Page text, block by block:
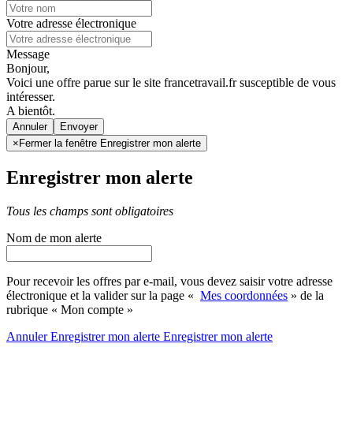
Votre adresse électronique
Message
Bonjour,
Voici une offre parue sur le site francetravail.fr susceptible de vous
intéresser.
A bientôt.
Annuler
× Fermer la fenêtre Enregistrer mon alerte
Enregistrer mon alerte
Tous les champs sont obligatoires
Nom de mon alerte
Pour recevoir les offres par e-mail, vous devez saisir votre adresse
électronique et la valider sur la page « Mes coordonnées » de la
rubrique « Mon compte »
AnnulerEnregistrer mon alerte Enregistrermon alerte